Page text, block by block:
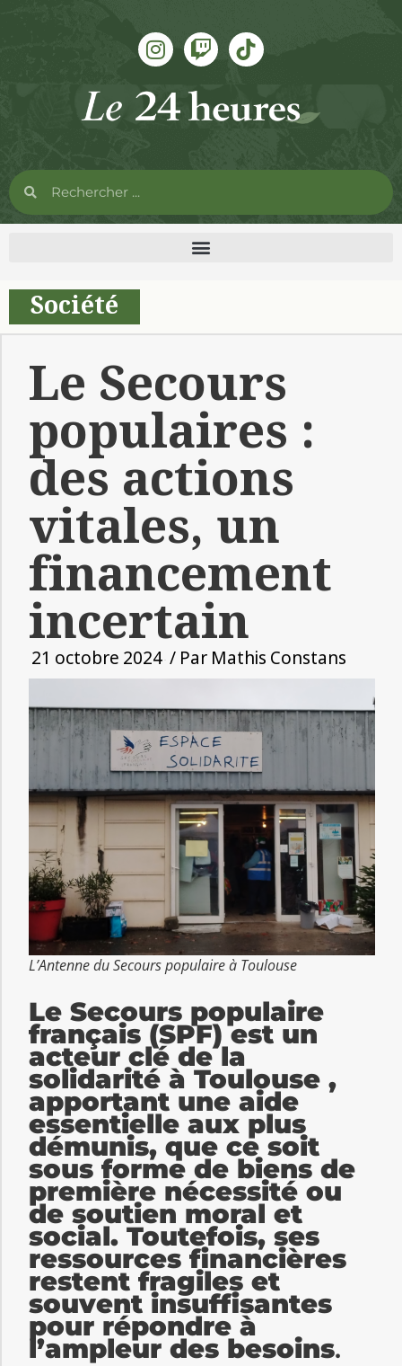
Société
Le Secours
populaires :
des actions
vitales, un
financement
incertain
21 octobre 2024 / Par Mathis Constans
L’Antenne du Secours populaire à Toulouse
Le Secours populaire
français (SPF) est un
acteur clé de la
solidarité à Toulouse ,
apportant une aide
essentielle aux plus
démunis, que ce soit
sous forme de biens de
première nécessité ou
de soutien moral et
social. Toutefois, ses
ressources financières
restent fragiles et
souvent insuffisantes
pour répondre à
l’ampleur des besoins.